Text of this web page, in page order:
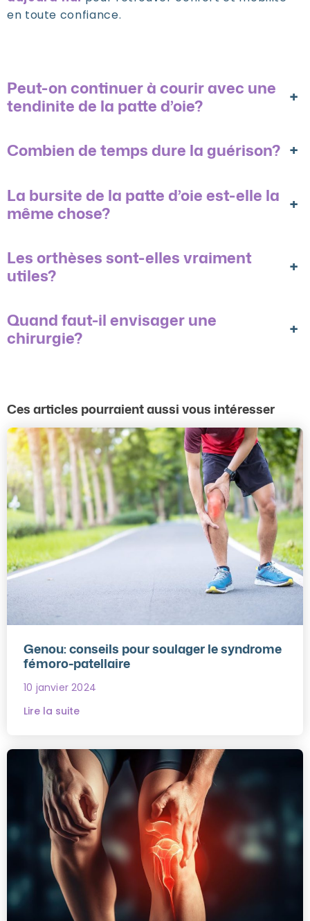
Ces articles pourraient aussi vous intéresser
Genou: conseils pour soulager le syndrome
fémoro-patellaire
10 janvier 2024
Lire la suite
en toute confiance.
Peut-on continuer à courir avec une
tendinite de la patte d’oie?
+
Combien de temps dure la guérison? +
La bursite de la patte d’oie est-elle la
même chose?
+
Les orthèses sont-elles vraiment
utiles?
+
Quand faut-il envisager une
chirurgie?
+